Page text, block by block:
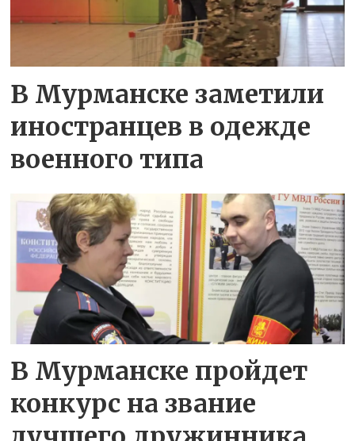
В Мурманске заметили
иностранцев в одежде
военного типа
В Мурманске пройдет
конкурс на звание